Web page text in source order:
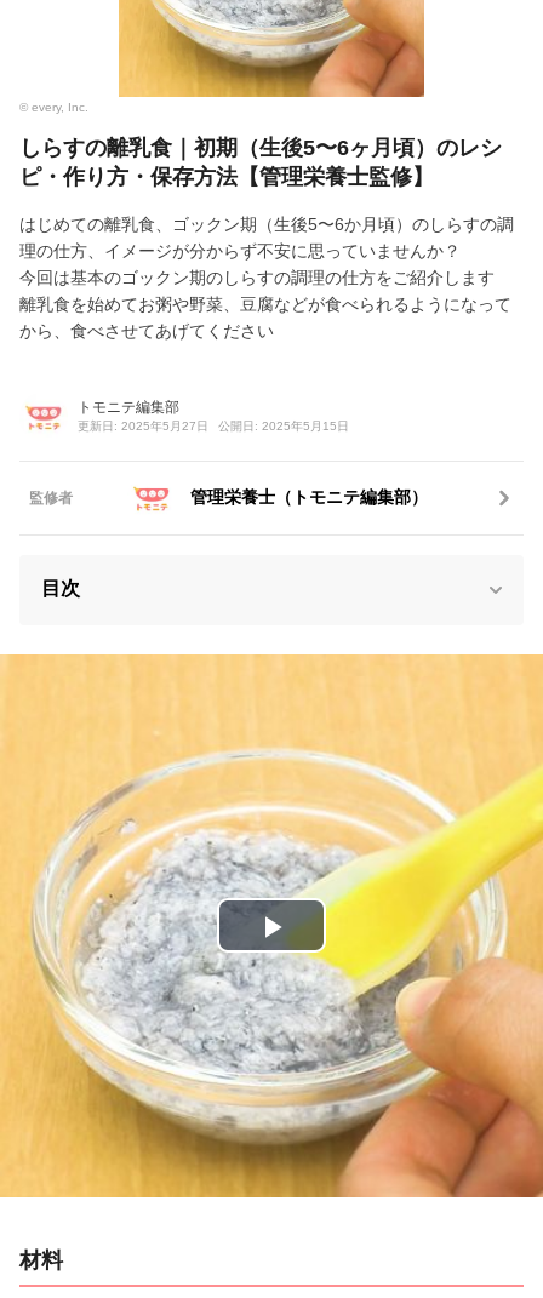
© every, Inc.
しらすの離乳食｜初期（生後5〜6ヶ月頃）のレシ
ピ・作り方・保存方法【管理栄養士監修】
はじめての離乳食、ゴックン期（生後5〜6か月頃）のしらすの調
理の仕方、イメージが分からず不安に思っていませんか？
今回は基本のゴックン期のしらすの調理の仕方をご紹介します
離乳食を始めてお粥や野菜、豆腐などが食べられるようになって
から、食べさせてあげてください
トモニテ編集部
更新日: 2025年5月27日 公開日: 2025年5月15日
監修者 管理栄養士（トモニテ編集部）
目次
P
l
a
y
V
d
材料